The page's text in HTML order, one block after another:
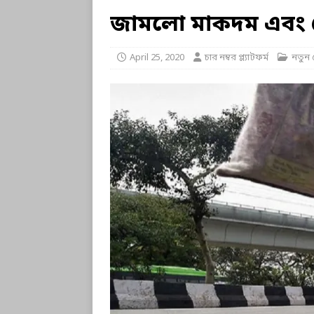
জামলো মাকদম এবং
April 25, 2020 চার নম্বর প্ল্যাটফর্ম নতুন